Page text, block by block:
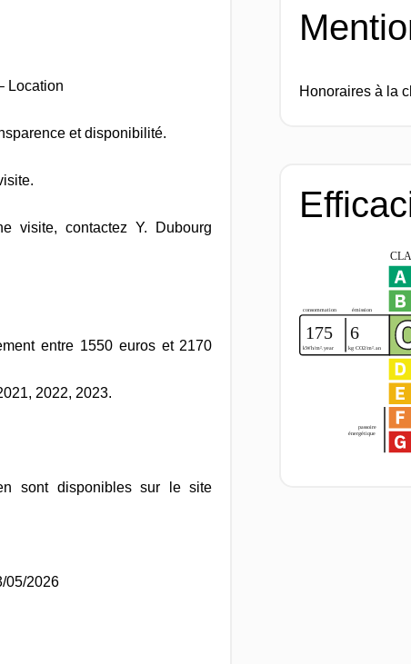
Location
et disponibilité.
visite, contactez Y. Dubourg
entre 1550 euros et 2170
2022, 2023.
sont disponibles sur le site
05/2026
Honoraires à la